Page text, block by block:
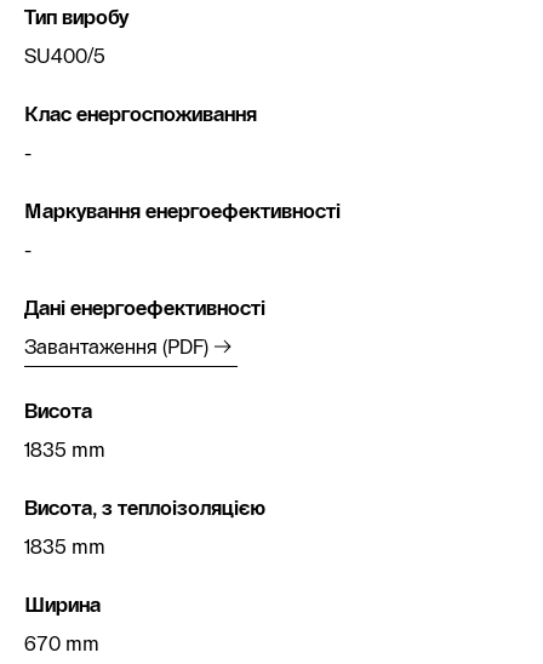
Тип виробу
SU400/5
Клас енергоспоживання
-
Маркування енергоефективності
-
Дані енергоефективності
Завантаження (PDF)
Висота
1835 mm
Висота, з теплоізоляцією
1835 mm
Ширина
670 mm